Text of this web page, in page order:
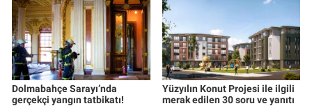
Dolmabahçe Sarayı’nda
gerçekçi yangın tatbikatı!
Yüzyılın Konut Projesi ile ilgili
merak edilen 30 soru ve yanıtı